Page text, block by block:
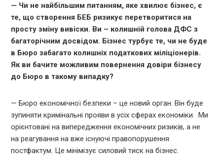
— Чи не найбільшим питанням, яке хвилює бізнес, є
те, що створення БЕБ ризикує перетворитися на
просту зміну вивіски. Ви – колишній голова ДФС з
багаторічним досвідом. Бізнес турбує те, чи не буде
в Бюро забагато колишніх податкових міліціонерів.
Як ви бачите можливим повернення довіри бізнесу
до Бюро в такому випадку?
— Бюро економічної безпеки – це новий орган. Він буде
зупиняти кримінальні прояви в усіх сферах економіки. Ми
орієнтовані на випередження економічних ризиків, а не
на реагування на вже існуючі правопорушення
постфактум. Це мінімізує силовий тиск на бізнес.